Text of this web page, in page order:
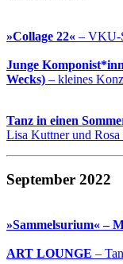
»Collage 22« – VKU-
Junge
Wecks) – kleines
Tanz in einen
Lisa Kuttner und Rosa
September 2022
»Sammelsurium« –
ART LOUNGE –